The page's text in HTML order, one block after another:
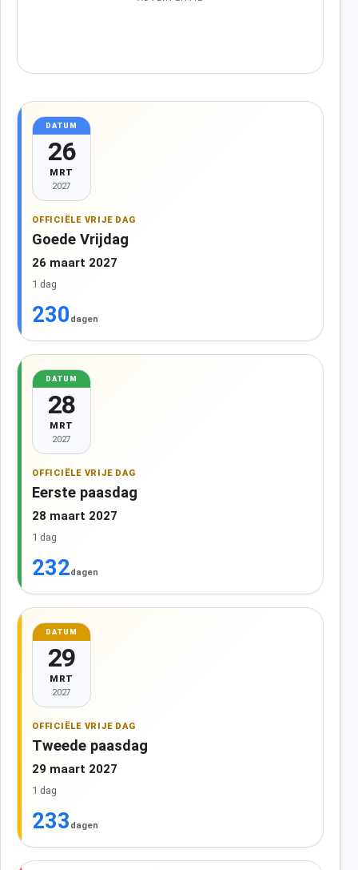
DATUM
26
MRT
2027
OFFICIËLE VRIJE DAG
Goede Vrijdag
26 maart 2027
1 dag
230 dagen
DATUM
28
MRT
2027
OFFICIËLE VRIJE DAG
Eerste paasdag
28 maart 2027
1 dag
232dagen
DATUM
29
MRT
2027
OFFICIËLE VRIJE DAG
Tweede paasdag
29 maart 2027
1 dag
233 dagen